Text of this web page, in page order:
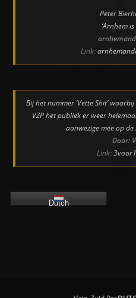
Peter
‘Arnhem
Link:
Bij het nummer ‘Vette Shit’
VZP het publiek er weer
aanwezige mee op
Door:
Link:
Dutch